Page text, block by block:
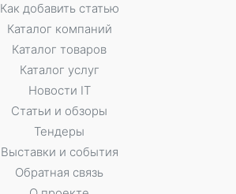
Как добавить статью
Каталог компаний
Каталог товаров
Каталог услуг
Новости IT
Статьи и обзоры
Тендеры
Выставки и события
Обратная связь